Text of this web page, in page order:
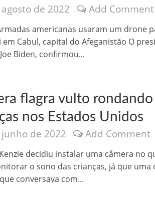
de 2022 Add Comment
americanas usaram um drone
em Cabul, capital do Afeganistão O
Biden, confirmou...
flagra vulto
nos Estados Unidos
de 2022 Add Comment
decidiu instalar uma câmera no
o sono das crianças, já que uma
conversava com...